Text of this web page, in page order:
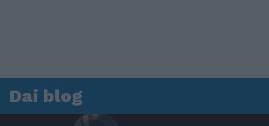
Dai blog